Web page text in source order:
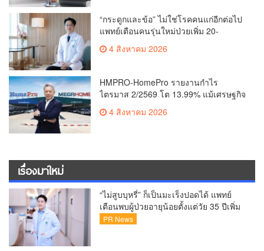
แล้ว
“กระดูกและข้อ” ไม่ใช่โรคคนแก่อีกต่อไป
แพทย์เตือนคนรุ่นใหม่ป่วยเพิ่ม 20-
กระแสกีฬา
4 สิงหาคม 2026
HMPRO-HomePro รายงานกำไร
ไตรมาส 2/2569 โต 13.99% แม้เศรษฐกิจ
ผันผวนเดินหน้าขยายสาขา เสริมพอร์ต
Private Brand ดัน Gross Margin เพิ่มขึ้น
4 สิงหาคม 2026
เรื่องมาใหม่
“ไม่สูบบุหรี่” ก็เป็นมะเร็งปอดได้ แพทย์
เตือนพบผู้ป่วยอายุน้อยตั้งแต่วัย 35 ปีเพิ่ม
ขึ้นคนไทยกว่า 70% รู้ตัวเมื่อโรคลุกลาม
PR News